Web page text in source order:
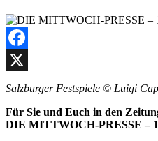
Facebook
X
Salzburger Festspiele © Luigi
Für Sie und Euch in den
DIE MITTWOCH-PRESSE –